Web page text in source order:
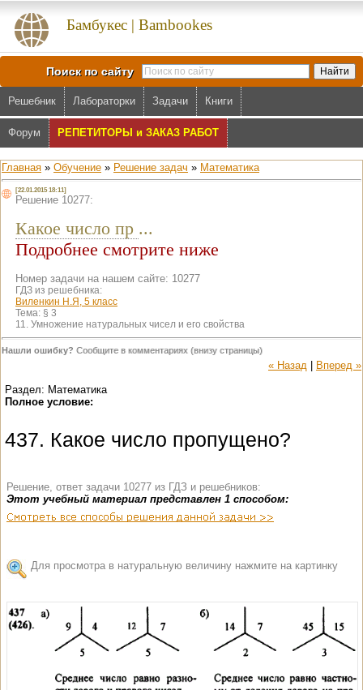
Бамбукес | Bambookes
Поиск по сайту
Решебник Лабораторки Задачи Книги
Форум РЕПЕТИТОРЫ и ЗАКАЗ РАБОТ
Главная » Обучение » Решение задач » Математика
[22.01.2015 18:11]
Решение 10277:
Какое число пр ...
Подробнее смотрите ниже
Номер задачи на нашем сайте: 10277
ГДЗ из решебника:
Виленкин Н.Я, 5 класс
Тема: § 3
11. Умножение натуральных чисел и его свойства
Нашли ошибку? Сообщите в комментариях (внизу страницы)
« Назад
Вперед »
Раздел: Математика
Полное условие:
437. Какое число пропущено?
Решение, ответ задачи 10277 из ГДЗ и решебников:
Этот учебный материал представлен 1 способом:
Для просмотра в натуральную величину нажмите на картинку